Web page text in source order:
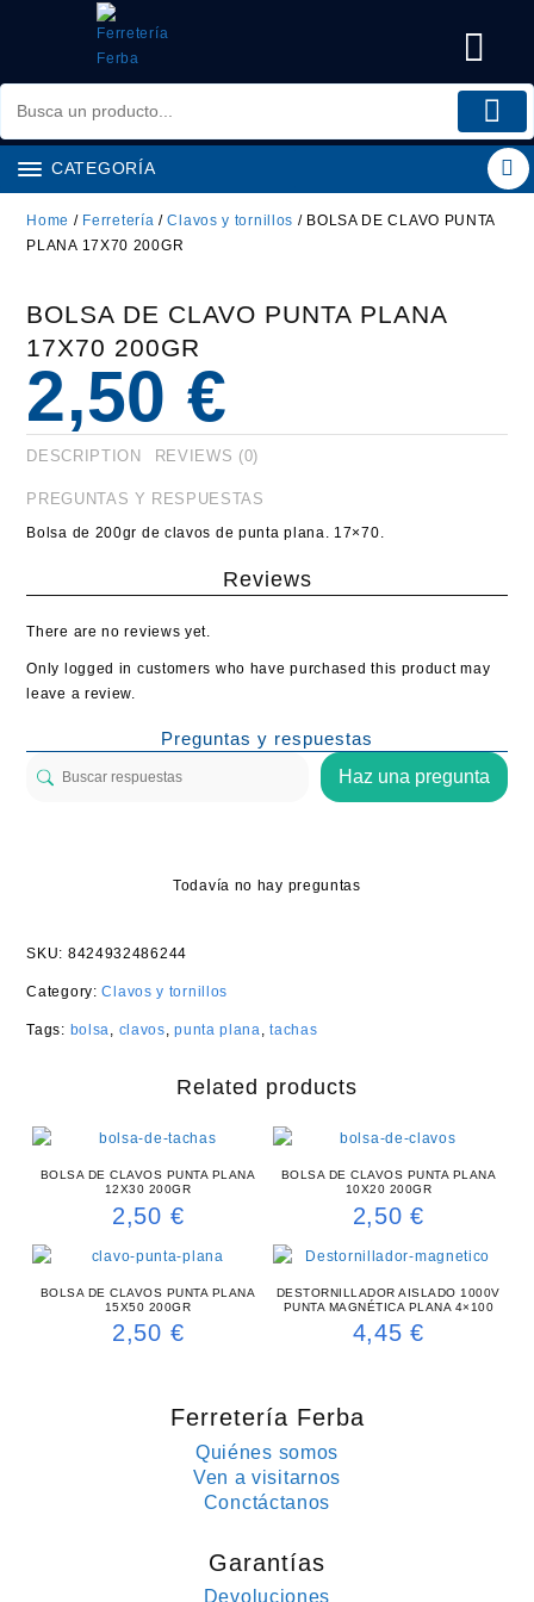
CATEGORÍA
Home / Ferretería /Clavos y tornillos / BOLSA DE CLAVO PUNTA
PLANA 17X70 200GR
BOLSA DE CLAVO PUNTA PLANA
17X70 200GR
2,50 €
DESCRIPTION REVIEWS (0)
PREGUNTAS Y RESPUESTAS
Bolsa de 200gr de clavos de punta plana. 17×70.
Reviews
There are no reviews yet.
Only logged in customers who have purchased this product may
leave a review.
Preguntas y respuestas
Haz una pregunta
Todavía no hay preguntas
SKU: 8424932486244
Category:Clavos y tornillos
Tags: bolsa, clavos,punta plana,tachas
Related products
BOLSA DE CLAVOS PUNTA PLANA
12X30 200GR
2,50 €
BOLSA DE CLAVOS PUNTA PLANA
10X20 200GR
2,50€
BOLSA DE CLAVOS PUNTA PLANA
15X50 200GR
2,50 €
DESTORNILLADOR AISLADO 1000V
PUNTA MAGNÉTICA PLANA 4×100
4,45€
Ferretería Ferba
Quiénes somos
Ven a visitarnos
Conctáctanos
Garantías
Devoluciones